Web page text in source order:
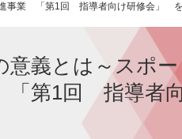
進事業 「第1回 指導者向け研修会」
意義とは～スポー
「第1回 指導者